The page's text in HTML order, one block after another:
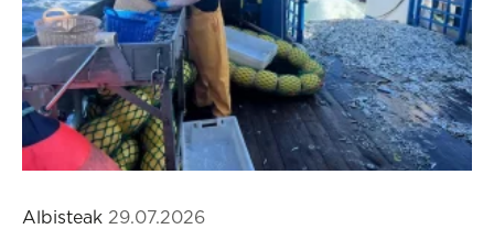
Albisteak 29.07.2026